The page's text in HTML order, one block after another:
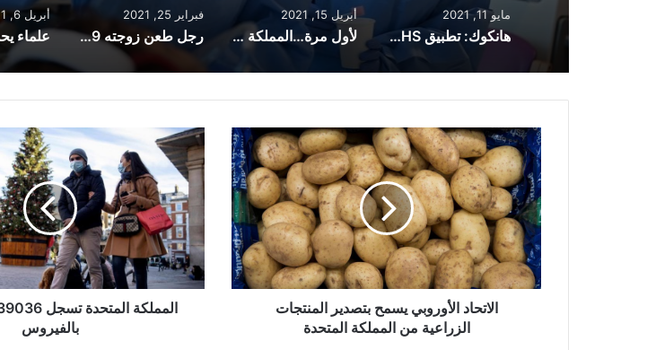
مايو 11, 2021
هانكوك: تطبيق NHS لإثبات حالة التطعيم سيكون متاحاً للمسافرين اعتباراً من الإثنين
أبريل 15, 2021
لأول مرة…المملكة المتحدة تسجل 77 إصابة بمتغير الهند
فبراير 25, 2021
رجل طعن زوجته 39 مرة وابنته 38 مرة قبل أن يحرق نفسه في بداية الإغلاق بإنجلترا
أبريل 6, 2021
الاتحاد
الأوروبي
يسمح
بتصدير
المنتجات
الزراعية
من
المملكة
المتحدة
الاتحاد الأوروبي يسمح بتصدير المنتجات
الزراعية من المملكة المتحدة
المملكة
المتحدة
تسجل
39036
إصابة
جديدة
بالفيروس
بالفيروس